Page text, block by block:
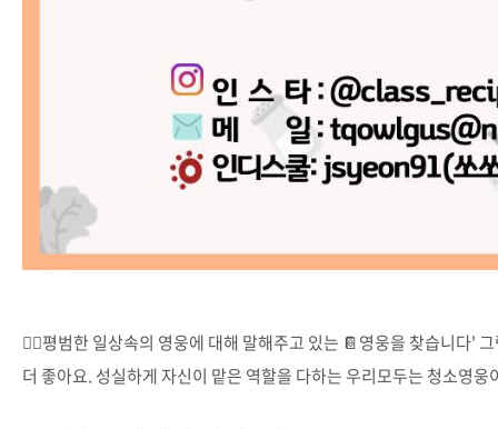
👉🏻평범한 일상속의 영웅에 대해 말해주고 있는 📔영웅을 찾습니다'
더 좋아요. 성실하게 자신이 맡은 역할을 다하는 우리모두는 청소영웅